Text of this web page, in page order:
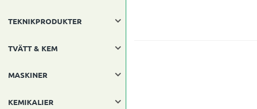
TEKNIKPRODUKTER
TVÄTT & KEM
MASKINER
KEMIKALIER